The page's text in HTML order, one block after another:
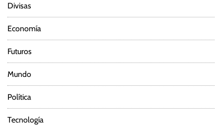
Divisas
Economía
Futuros
Mundo
Política
Tecnología